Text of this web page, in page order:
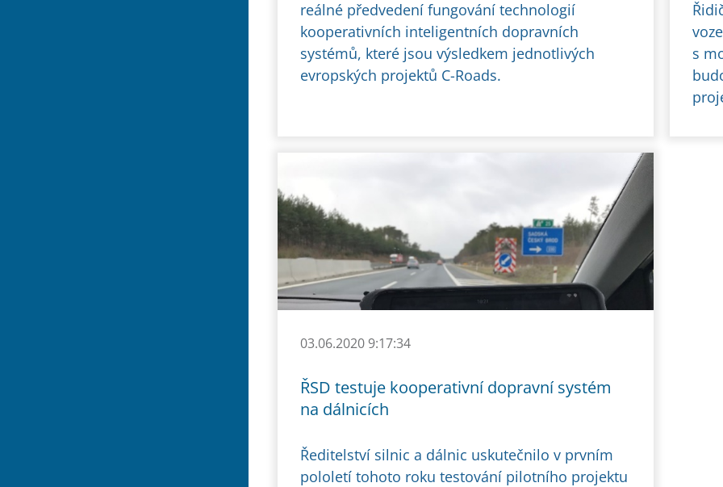
reálné předvedení fungování technologií
kooperativních inteligentních dopravních
systémů, které jsou výsledkem jednotlivých
evropských projektů C-Roads.
s
03.06.2020 9:17:34
ŘSD testuje kooperativní dopravní systém
na dálnicích
Ředitelství silnic a dálnic uskutečnilo v prvním
pololetí tohoto roku testování pilotního projektu